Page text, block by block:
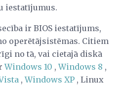
iestatījumus.
ir BIOS iestatījums,
operētājsistēmas. Citiem
no tā, vai cietajā diskā
Windows 10 ,Windows 8 ,
,Windows XP , Linux